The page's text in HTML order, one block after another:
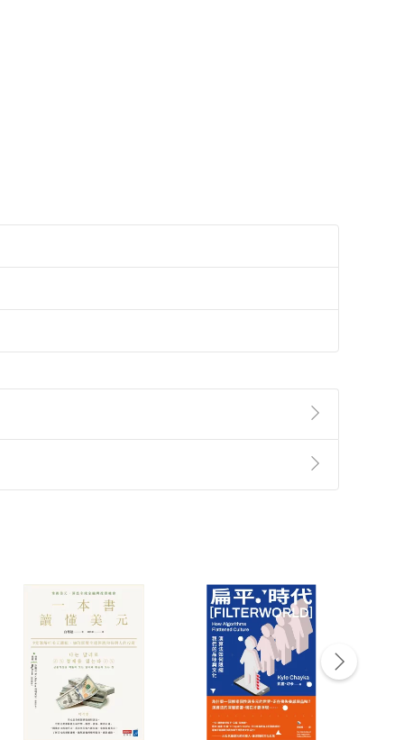
第2條第5款之規定，「非以有形媒介提供之數位
點選「瀏覽訂單明細」 「申請取消訂單/退
貨。
付款方式
Payment
完成訂單
Complete
號，下載書籍後看書